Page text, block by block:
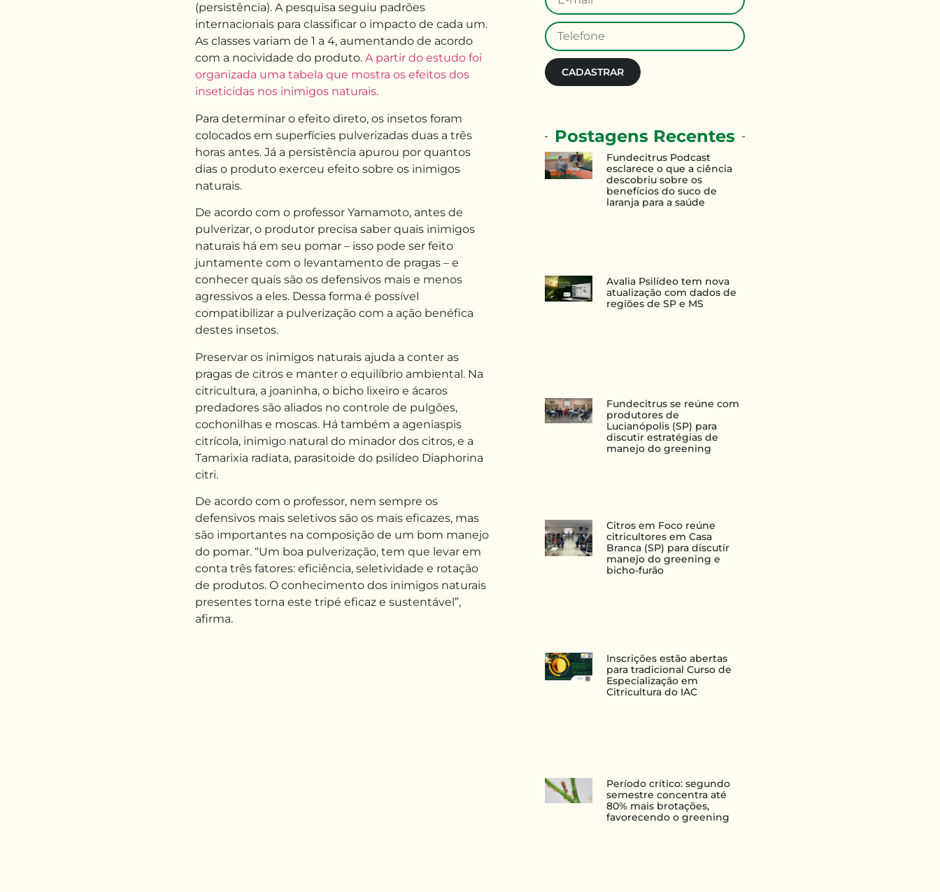
(persistência). A pesquisa seguiu padrões
internacionais para classificar o impacto de cada um.
As classes variam de 1 a 4, aumentando de acordo
com a nocividade do produto. A partir do estudo foi
organizada uma tabela que mostra os efeitos dos
inseticidas nos inimigos naturais.
Para determinar o efeito direto, os insetos foram
colocados em superfícies pulverizadas duas a três
horas antes. Já a persistência apurou por quantos
dias o produto exerceu efeito sobre os inimigos
naturais.
De acordo com o professor Yamamoto, antes de
pulverizar, o produtor precisa saber quais inimigos
naturais há em seu pomar – isso pode ser feito
juntamente com o levantamento de pragas – e
conhecer quais são os defensivos mais e menos
agressivos a eles. Dessa forma é possível
compatibilizar a pulverização com a ação benéfica
destes insetos.
Preservar os inimigos naturais ajuda a conter as
pragas de citros e manter o equilíbrio ambiental. Na
citricultura, a joaninha, o bicho lixeiro e ácaros
predadores são aliados no controle de pulgões,
cochonilhas e moscas. Há também a ageniaspis
citrícola, inimigo natural do minador dos citros, e a
Tamarixia radiata, parasitoide do psilídeo Diaphorina
citri.
De acordo com o professor, nem sempre os
defensivos mais seletivos são os mais eficazes, mas
são importantes na composição de um bom manejo
do pomar. “Um boa pulverização, tem que levar em
conta três fatores: eficiência, seletividade e rotação
de produtos. O conhecimento dos inimigos naturais
presentes torna este tripé eficaz e sustentável”,
afirma.
Fundecitrus Podcast
esclarece o que a ciência
descobriu sobre os
benefícios do suco de
laranja para a saúde
Avalia Psilídeo tem nova
atualização com dados de
regiões de SP e MS
Fundecitrus se reúne com
produtores de
Lucianópolis (SP) para
discutir estratégias de
manejo do greening
Citros em Foco reúne
citricultores em Casa
Branca (SP) para discutir
manejo do greening e
bicho-furão
Inscrições estão abertas
para tradicional Curso de
Especialização em
Citricultura do IAC
Período crítico: segundo
semestre concentra até
80% mais brotações,
favorecendo o greening
Postagens Recentes
CADASTRAR